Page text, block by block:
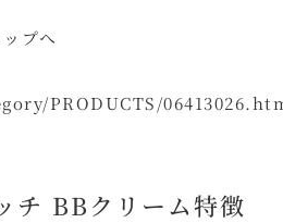
プへ
PRODUCTS/
チ BBクリーム特徴